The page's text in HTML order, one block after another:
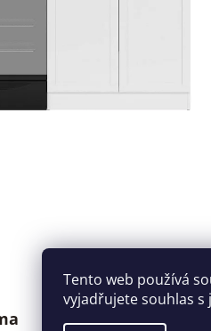
Tento web používá
vyjadřujete souhlas
Perfektní